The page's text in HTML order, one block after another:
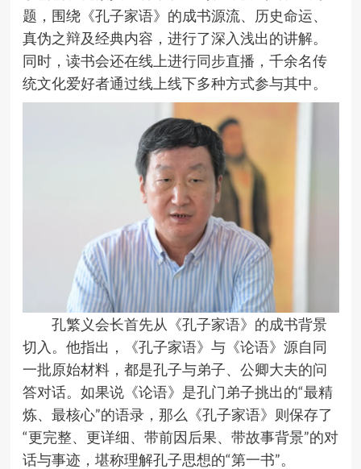
题，围绕《孔子家语》的成书源流、历史命运、
真伪之辩及经典内容，进行了深入浅出的讲解。
同时，读书会还在线上进行同步直播，千余名传
统文化爱好者通过线上线下多种方式参与其中。
孔繁义会长首先从《孔子家语》的成书背景
切入。他指出，《孔子家语》与《论语》源自同
一批原始材料，都是孔子与弟子、公卿大夫的问
答对话。如果说《论语》是孔门弟子挑出的“最精
炼、最核心”的语录，那么《孔子家语》则保存了
“更完整、更详细、带前因后果、带故事背景”的对
话与事迹，堪称理解孔子思想的“第一书”。